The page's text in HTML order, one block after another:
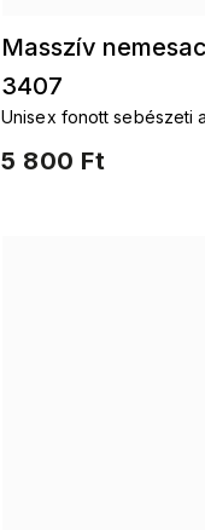
Masszív
3407
5 800 Ft
Unisex fonott sebészeti